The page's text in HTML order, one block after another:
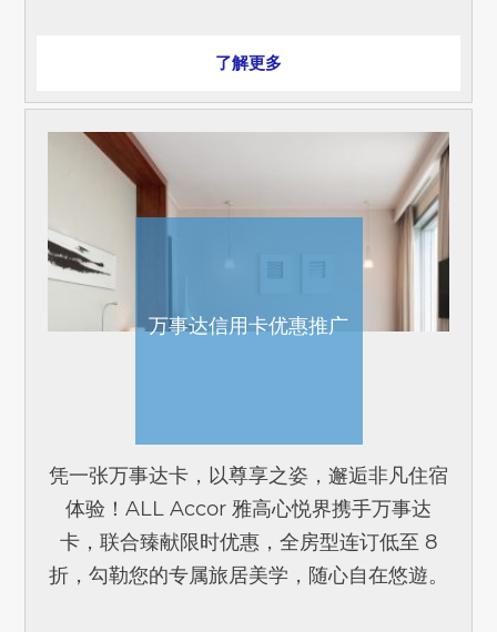
了解更多
万事达信用卡优惠推广
凭一张万事达卡，以尊享之姿，邂逅非凡住宿
体验！ALL Accor 雅高心悦界携手万事达
卡，联合臻献限时优惠，全房型连订低至 8
折，勾勒您的专属旅居美学，随心自在悠遊。